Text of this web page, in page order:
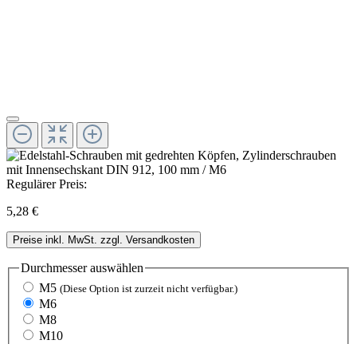
Regulärer Preis:
5,28 €
Preise inkl. MwSt. zzgl. Versandkosten
Durchmesserauswählen
M5 (Diese Option ist zurzeit nicht verfügbar.)
M6
M8
M10